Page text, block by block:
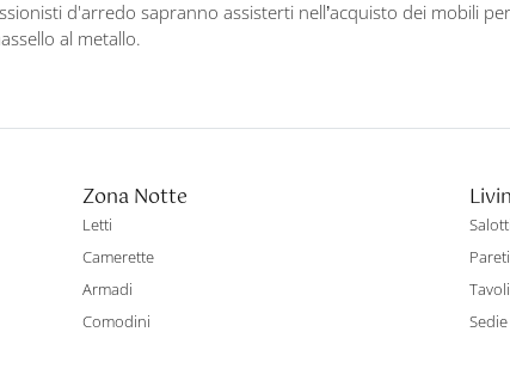
d'arredo sapranno assisterti nell’acquisto dei mobili
al metallo.
Zona Notte
Letti
Camerette
Armadi
Comodini
Salotti
Tavoli
Sedie